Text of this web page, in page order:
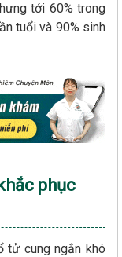
tới 60% trong
tuổi và 90% sinh
phục
tử cung ngắn khó